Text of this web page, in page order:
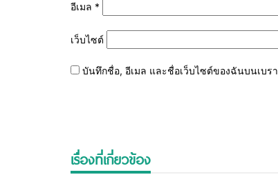
อีเมล *
เว็บไซต์
บันทึกชื่อ, อีเมล และชื่อเว็บไซต์ของฉันบนเบร
เรื่องที่เกี่ยวข้อง